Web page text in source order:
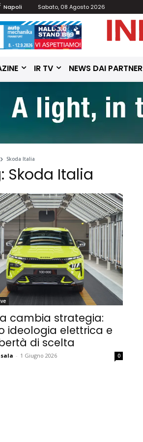
Napoli Sabato, 08 Agosto 2026
IR TV NEWS DAI PARTNER
Skoda Italia
Skoda Italia
cambia strategia:
ideologia elettrica e
di scelta
- 1 Giugno 2026 0